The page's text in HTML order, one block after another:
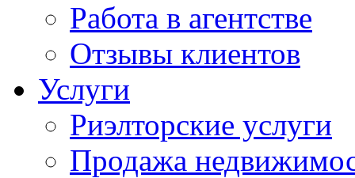
Работа в агентстве
Отзывы клиентов
Услуги
Риэлторские услуги
Продажа